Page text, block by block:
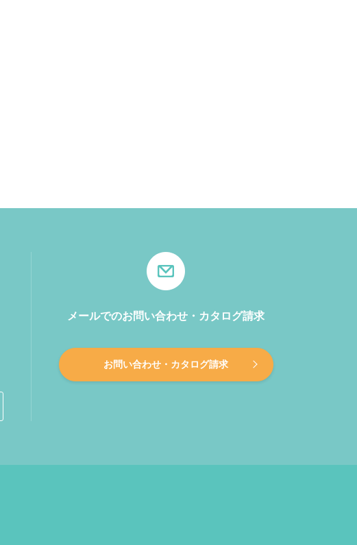
メールでのお問い合わせ・カタログ請求
お問い合わせ・カタログ請求